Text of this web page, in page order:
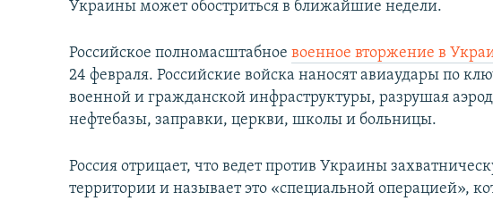
Украины может обостриться в ближайшие недели.
Российское полномасштабноевоенное вторжение в
24 февраля. Российские войска наносят авиаудары по
военной и гражданской инфраструктуры, разрушая
нефтебазы, заправки, церкви, школы и больницы.
Россия отрицает, что ведет против Украины
территории и называет это «специальной операцией»,